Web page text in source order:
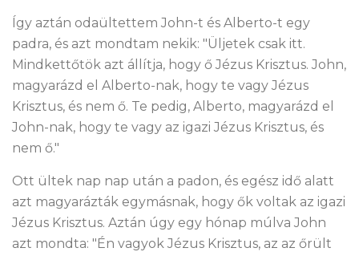
Így aztán odaültettem John-t és Alberto-t egy
padra, és azt mondtam nekik: "Üljetek csak itt.
Mindkettőtök azt állítja, hogy ő Jézus Krisztus. John,
magyarázd el Alberto-nak, hogy te vagy Jézus
Krisztus, és nem ő. Te pedig, Alberto, magyarázd el
John-nak, hogy te vagy az igazi Jézus Krisztus, és
nem ő."
Ott ültek nap nap után a padon, és egész idő alatt
azt magyarázták egymásnak, hogy ők voltak az igazi
Jézus Krisztus. Aztán úgy egy hónap múlva John
azt mondta: "Én vagyok Jézus Krisztus, az az őrült